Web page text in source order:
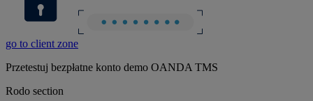
go to client zone
Przetestuj bezpłatne konto demo OANDA TMS
Rodo section